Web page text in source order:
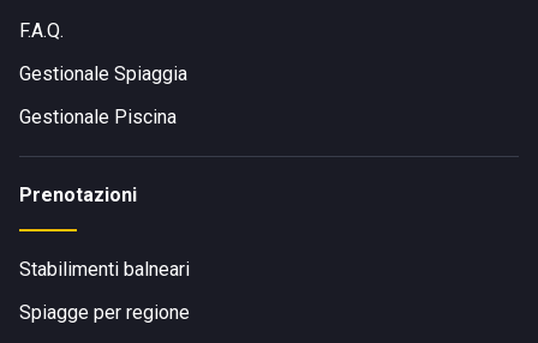
F.A.Q.
Gestionale Spiaggia
Gestionale Piscina
Prenotazioni
Stabilimenti balneari
Spiagge per regione